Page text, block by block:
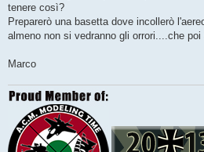
i
o
tenere così?
Preparerò una basetta dove incollerò
almeno non si vedranno gli orrori....che
Marco